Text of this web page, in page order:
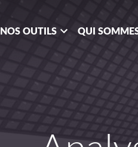
NOS OUTILS QUI